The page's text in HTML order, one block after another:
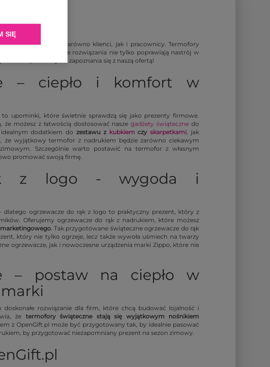
SIĘ
które docenią zarówno klienci, jak i pracownicy. Termofory
firmowe – takie rozwiązania nie tylko poprawiają nastrój w
Zapraszamy do zapoznania się z naszą ofertą!
– ciepło i komfort w
upominki, które świetnie sprawdzą się jako prezenty firmowe.
że możesz z łatwością dostosować naszegadżety świąteczne do
dodatkiem do zestawu z kubkiem czyskarpetkami , jak
że wyjątkowy termofor z nadrukiem będzie zarówno ciekawym
Szczególnie warto postawić na termofor z własnym
promować swoją firmę.
z logo - wygoda i
dlatego ogrzewacze do rąk z logo to praktyczny prezent, który z
Oferujemy ogrzewacze do rąk z nadrukiem, które możesz
. Tak przygotowane świąteczne ogrzewacze do rąk
który nie tylko ogrzeje, lecz także wywoła uśmiech na twarzy
ogrzewacze, jak i nowoczesne urządzenia marki Zippo, które nie
– postaw na ciepło w
rozwiązanie dla firm, które chcą budować lojalność i
że termofory świąteczne stają się wyjątkowym nośnikiem
z OpenGift.pl może być przygotowany tak, by idealnie pasować
by przygotować niezapomniany prezent na sezon zimowy.